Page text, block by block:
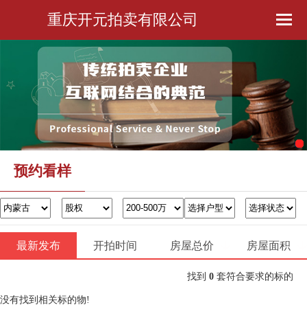
公司简介
预约看样
办证过户
联系我们
重庆开元拍卖有限公司
预约看样
最新发布 开拍时间 房屋总价 房屋面积
找到 0 套符合要求的标的
没有找到相关标的物!